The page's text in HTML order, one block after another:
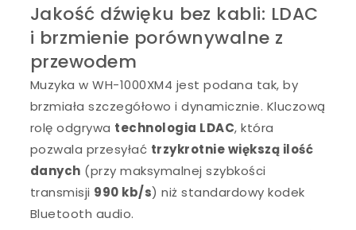
Jakość dźwięku bez kabli: LDAC
i brzmienie porównywalne z
przewodem
Muzyka w WH-1000XM4 jest podana tak, by
brzmiała szczegółowo i dynamicznie. Kluczową
rolę odgrywa technologia LDAC, która
pozwala przesyłać trzykrotnie większą ilość
danych (przy maksymalnej szybkości
transmisji 990 kb/s) niż standardowy kodek
Bluetooth audio.